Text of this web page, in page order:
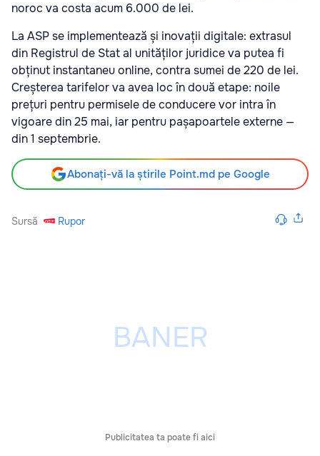
noroc va costa acum 6.000 de lei.
La ASP se implementează și inovații digitale: extrasul
din Registrul de Stat al unităților juridice va putea fi
obținut instantaneu online, contra sumei de 220 de lei.
Creșterea tarifelor va avea loc în două etape: noile
prețuri pentru permisele de conducere vor intra în
vigoare din 25 mai, iar pentru pașapoartele externe —
din 1 septembrie.
Abonați-vă la știrile Point.md pe Google
Sursă Rupor
Publicitatea ta poate fi aici